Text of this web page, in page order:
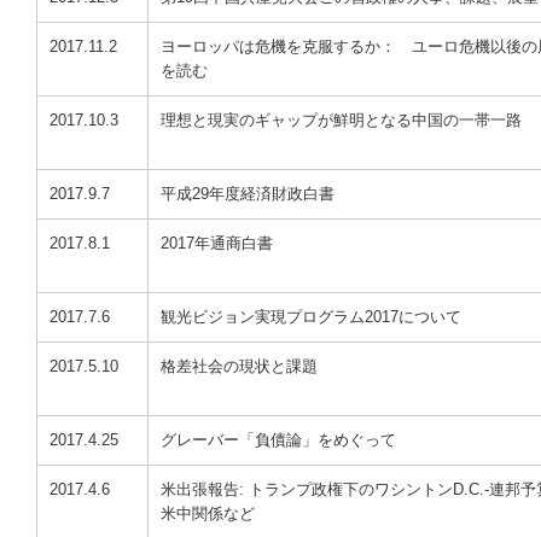
2017.11.2
ヨーロッパは危機を克服するか： ユーロ危機以後の
を読む
2017.10.3 理想と現実のギャップが鮮明となる中国の一帯一路
2017.9.7 平成29年度経済財政白書
2017.8.1 2017年通商白書
2017.7.6 観光ビジョン実現プログラム2017について
2017.5.10 格差社会の現状と課題
2017.4.25 グレーバー「負債論」をめぐって
2017.4.6
米出張報告: トランプ政権下のワシントンD.C.-連邦予
米中関係など